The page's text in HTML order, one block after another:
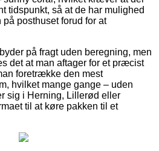
tidspunkt, så at de har mulighed
posthuset forud for at
på fragt uden beregning, men
det at man aftager for et præcist
foretrække den mest
hvilket mange gange – uden
sig i Herning, Lillerød eller
til at køre pakken til et